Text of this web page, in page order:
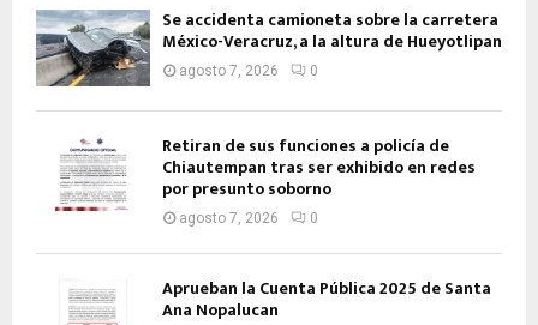
Se accidenta camioneta sobre la carretera
México-Veracruz, a la altura de Hueyotlipan
agosto 7, 2026 0
Retiran de sus funciones a policía de
Chiautempan tras ser exhibido en redes
por presunto soborno
agosto 7, 2026 0
Aprueban la Cuenta Pública 2025 de Santa
Ana Nopalucan